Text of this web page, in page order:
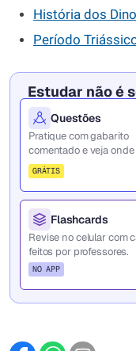
História dos
Período
Estudar não é
Questões
Pratique com gabarito
comentado e veja onde
GRÁTIS
Flashcards
Revise no celular com
feitos por professores.
NO APP